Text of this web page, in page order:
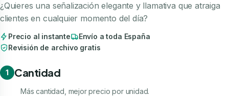
¿Quieres una señalización elegante y llamativa que atraiga
clientes en cualquier momento del día?
Precio al instante
Envío a toda España
Revisión de archivo gratis
1 Cantidad
Más cantidad, mejor precio por unidad.